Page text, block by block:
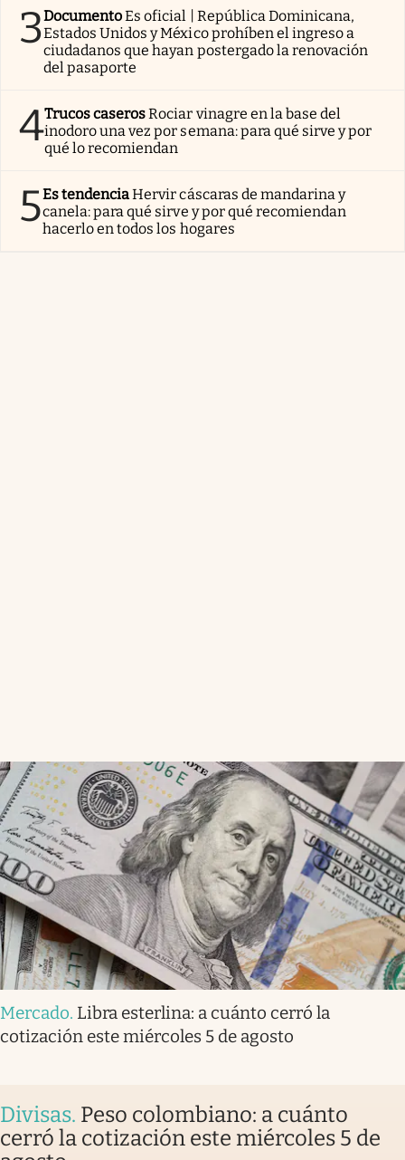
3DocumentoEs oficial | República Dominicana,
Estados Unidos y México prohíben el ingreso a
ciudadanos que hayan postergado la renovación
del pasaporte
4Trucos caserosRociar vinagre en la base del
inodoro una vez por semana: para qué sirve y por
qué lo recomiendan
5Es tendenciaHervir cáscaras de mandarina y
canela: para qué sirve y por qué recomiendan
hacerlo en todos los hogares
Mercado. Libra esterlina: a cuánto cerró la
cotización este miércoles 5 de agosto
Divisas. Peso colombiano: a cuánto
cerró la cotización este miércoles 5 de